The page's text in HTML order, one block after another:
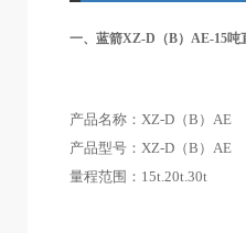
一、蓝箭XZ-D（B）AE-15吨
产品名称：XZ-D（B）AE
产品型号：XZ-D（B）AE
量程范围：15t.20t.30t